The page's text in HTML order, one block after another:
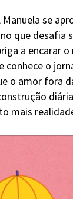
se
que desafia
a encarar
conhece o
o amor fora
mais